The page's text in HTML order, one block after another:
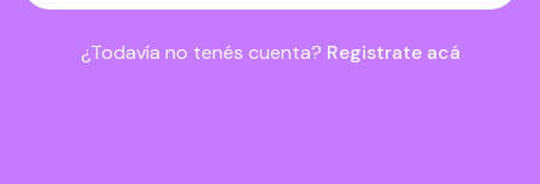
¿Todavía no tenés cuenta? Registrate acá